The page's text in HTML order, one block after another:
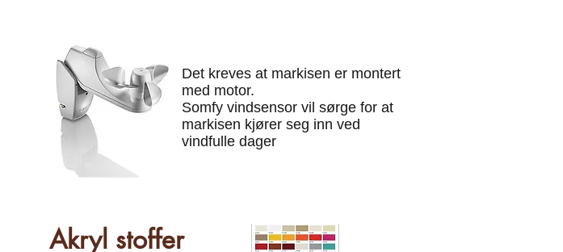
Det kreves at markisen er montert
med motor.
Somfy vindsensor vil sørge for at
markisen kjører seg inn ved
vindfulle dager
Akryl stoffer